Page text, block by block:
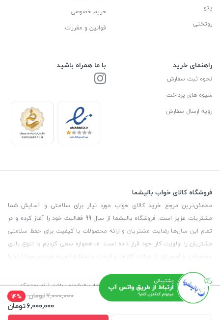
7,000,000تومان 14%
6,000,000تومان
پتو
روتختی
حریم خصوصی
قوانین و مقررات
راهنمای خرید
نحوه ثبت سفارش
شیوه های پرداخت
رویه ارسال سفارش
با ما همراه باشید
فروشگاه کالای خواب بالیشما
مطمئن‌ترین مرجع خرید کالای خواب مورد نیاز برای سلامتی و آسایش شما
مشتریات عزیز است. فروشگاه بالیشما از سال 99 فعالیت خود را آغاز کرده و در
تمام این سال‌ها رضایت مشتریان و ارائه محصولات با کیفیت برای حفظ سلامتی
مشتریان را اولویت کار خود قرار داده است. ما همواره سعی کردیم با تنوع بالای
محصولات و اطمینان از اصالت کالاها و قیمت منصفانه تجربه خریدی خوشایند را
می‌توانیدبا شماره مشاور در تماس باشید.
آدرس: تهران - خیابان آیت - بالاتر از چهارراه سرسبز - رو به رو مسجد
© تمامی حقوق این سایت متعلق بهفروشگاه کالای خواب بالیشمامی باشد. | توسعه و کد
نویسی: سپکام سیستمطراحی و اجرا:آژانس دیجیتال مارکتینگ سپتا